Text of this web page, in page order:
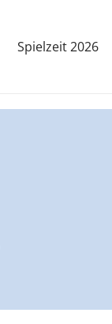
Spielzeit 2026